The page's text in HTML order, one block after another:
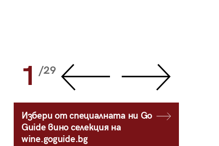
1 /29
Избери от специалната ни Go
Guide вино селекция на
wine.goguide.bg